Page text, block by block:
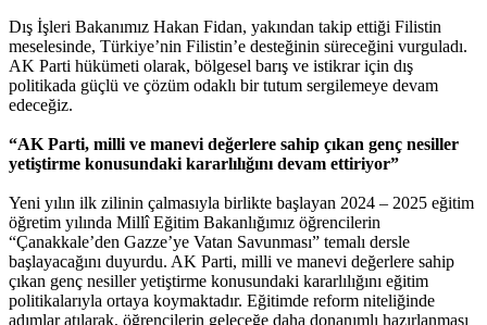
Dış İşleri Bakanımız Hakan Fidan, yakından takip ettiği Filistin
meselesinde, Türkiye’nin Filistin’e desteğinin süreceğini vurguladı.
AK Parti hükümeti olarak, bölgesel barış ve istikrar için dış
politikada güçlü ve çözüm odaklı bir tutum sergilemeye devam
edeceğiz.
“AK Parti, milli ve manevi değerlere sahip çıkan genç nesiller
yetiştirme konusundaki kararlılığını devam ettiriyor”
Yeni yılın ilk zilinin çalmasıyla birlikte başlayan 2024 – 2025 eğitim
öğretim yılında Millî Eğitim Bakanlığımız öğrencilerin
“Çanakkale’den Gazze’ye Vatan Savunması” temalı dersle
başlayacağını duyurdu. AK Parti, milli ve manevi değerlere sahip
çıkan genç nesiller yetiştirme konusundaki kararlılığını eğitim
politikalarıyla ortaya koymaktadır. Eğitimde reform niteliğinde
adımlar atılarak, öğrencilerin geleceğe daha donanımlı hazırlanması